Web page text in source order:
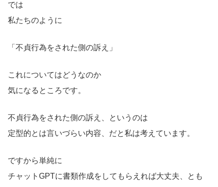
では
私たちのように
「不貞行為をされた側の訴え」
これについてはどうなのか
気になるところです。
不貞行為をされた側の訴え、というのは
定型的とは言いづらい内容、だと私は考えています。
ですから単純に
チャットGPTに書類作成をしてもらえれば大丈夫、とも